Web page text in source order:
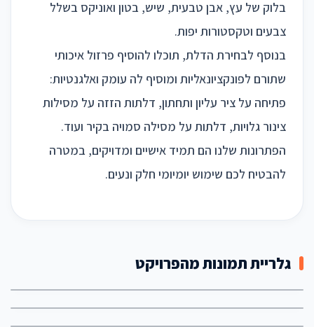
בלוק של עץ, אבן טבעית, שיש, בטון ואוניקס בשלל
צבעים וטקסטורות יפות.
בנוסף לבחירת הדלת, תוכלו להוסיף פרזול איכותי
שתורם לפונקציונאליות ומוסיף לה עומק ואלגנטיות:
פתיחה על ציר עליון ותחתון, דלתות הזזה על מסילות
צינור גלויות, דלתות על מסילה סמויה בקיר ועוד.
הפתרונות שלנו הם תמיד אישיים ומדויקים, במטרה
להבטיח לכם שימוש יומיומי חלק ונעים.
גלריית תמונות מהפרויקט